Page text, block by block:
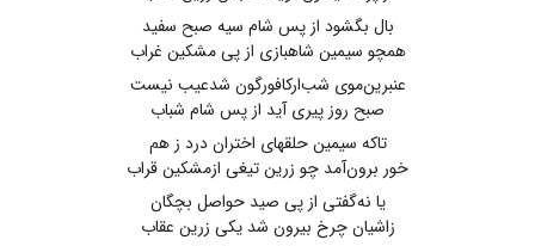
بال بگشود از پس شام سیه صبح سفید
همچو سیمین شاهبازی از پی مشکین غراب
عنبرین‌موی شب‌ارکافورگون شدعیب نیست
صبح روز پیری آید از پس شام شباب
تاکه سیمین حلقهای اختران درد ز هم
خور برون‌آمد چو زرین تیغی ازمشکین قراب
یا نه‌گفتی از پی صید حواصل بچگان
زاشیان چرخ بیرون شد یکی زرین عقاب